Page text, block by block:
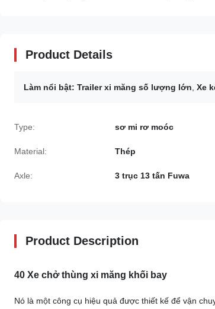
Product Details
Làm nổi bật: Trailer xi măng số lượng lớn, Xe
Type: sơ mi rơ moóc
Material: Thép
Axle: 3 trục 13 tấn Fuwa
Product Description
40 Xe chở thùng xi măng khối bay
Nó là một công cụ hiệu quả được thiết kế để vận